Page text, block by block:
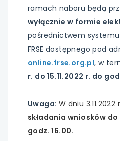
ramach naboru będą
wyłącznie w formie
pośrednictwem
FRSE dostępnego pod
online.frse.org.pluwaga,
link
się
w
, w
r. do 15.11.2022 r. do
Uwaga: W dniu 3.11.2022
składania wniosków do
godz. 16.00.